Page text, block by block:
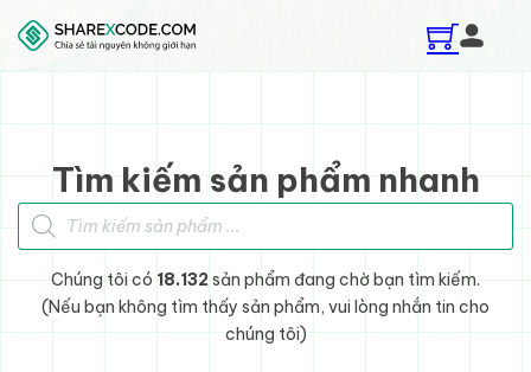
Skip to main content
Skip to footer
Tìm kiếm sản phẩm nhanh
Tìm kiếm sản phẩm
Chúng tôi có 18.132sản phẩm đang chờ bạn tìm kiếm.
(Nếu bạn không tìm thấy sản phẩm, vui lòng nhắn tin cho
chúng tôi)